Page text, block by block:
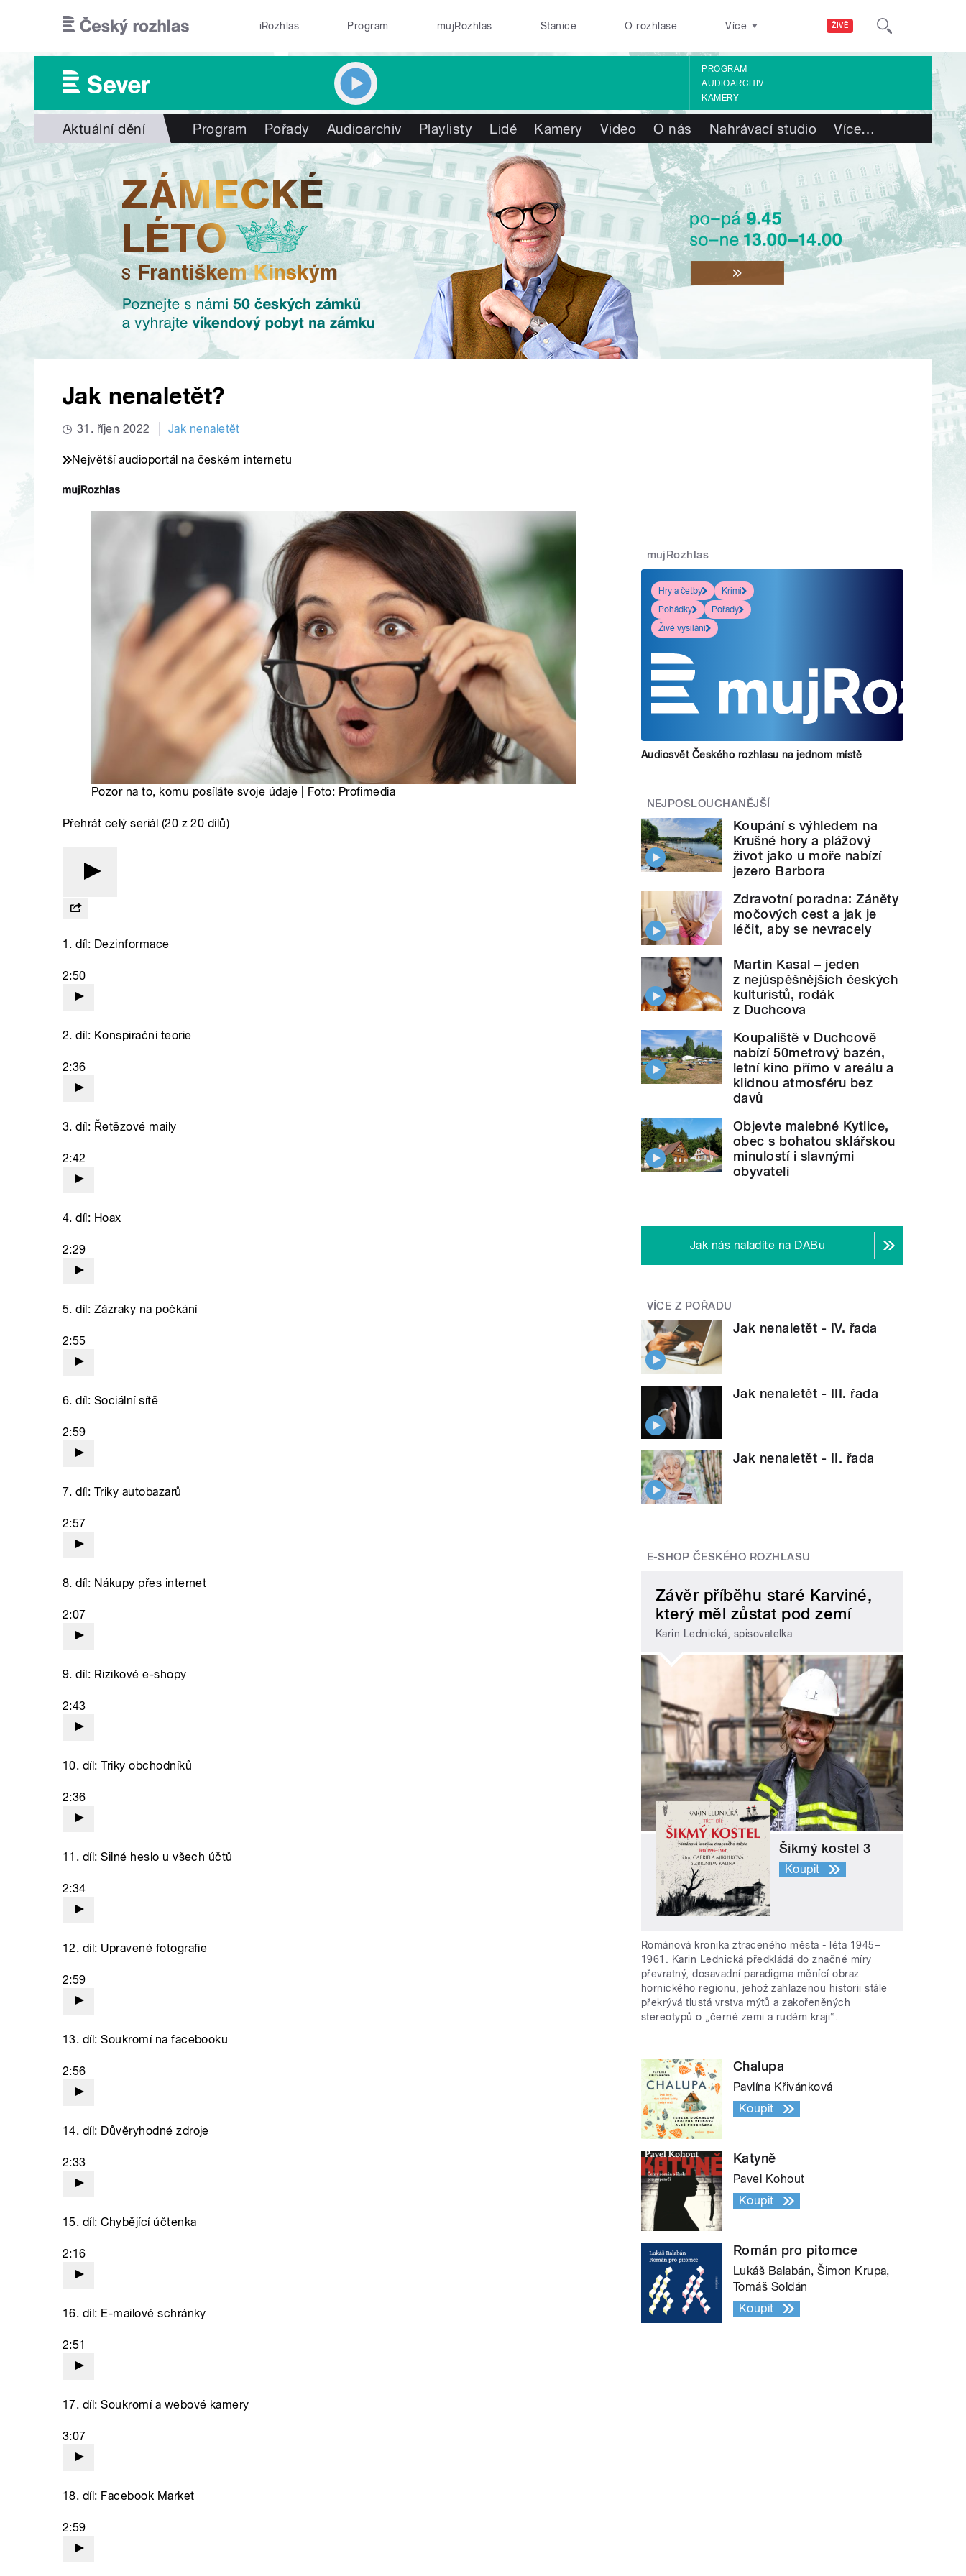
ŽIVĚ
iRozhlas Program mujRozhlas Stanice O rozhlase Více
PROGRAM
AUDIOARCHIV
KAMERY
Aktuální dění Program Pořady Audioarchiv Playlisty Lidé Kamery Video O nás Nahrávací studio Více…
Jak nenaletět?
31. říjen 2022 Jak nenaletět
Největší audioportál na českém internetu
Pozor na to, komu posíláte svoje údaje | Foto: Profimedia
Přehrát celý seriál (20 z 20 dílů)
1. díl: Dezinformace
2:50
2. díl: Konspirační teorie
2:36
3. díl: Řetězové maily
2:42
4. díl: Hoax
2:29
5. díl: Zázraky na počkání
2:55
6. díl: Sociální sítě
2:59
7. díl: Triky autobazarů
2:57
8. díl: Nákupy přes internet
2:07
9. díl: Rizikové e-shopy
2:43
10. díl: Triky obchodníků
2:36
11. díl: Silné heslo u všech účtů
2:34
12. díl: Upravené fotografie
2:59
13. díl: Soukromí na facebooku
2:56
14. díl: Důvěryhodné zdroje
2:33
15. díl: Chybějící účtenka
2:16
16. díl: E-mailové schránky
2:51
17. díl: Soukromí a webové kamery
3:07
18. díl: Facebook Market
2:59
mujRozhlas
Hry a četby
Krimi
Pohádky
Pořady
Živé vysílání
Audiosvět Českého rozhlasu na jednom místě
NEJPOSLOUCHANĚJŠÍ
Koupání s výhledem na
Krušné hory a plážový
život jako u moře nabízí
jezero Barbora
Zdravotní poradna: Záněty
močových cest a jak je
léčit, aby se nevracely
Martin Kasal – jeden
z nejúspěšnějších českých
kulturistů, rodák
z Duchcova
Koupaliště v Duchcově
nabízí 50metrový bazén,
letní kino přímo v areálu a
klidnou atmosféru bez
davů
Objevte malebné Kytlice,
obec s bohatou sklářskou
minulostí i slavnými
obyvateli
Jak nás naladíte na DABu
VÍCE Z POŘADU
Jak nenaletět - IV. řada
Jak nenaletět - III. řada
Jak nenaletět - II. řada
E-SHOP ČESKÉHO ROZHLASU
Závěr příběhu staré Karviné,
který měl zůstat pod zemí
Karin Lednická, spisovatelka
Šikmý kostel 3
Koupit
Románová kronika ztraceného města - léta 1945–
1961. Karin Lednická předkládá do značné míry
převratný, dosavadní paradigma měnící obraz
hornického regionu, jehož zahlazenou historii stále
překrývá tlustá vrstva mýtů a zakořeněných
stereotypů o „černé zemi a rudém kraji“.
Chalupa
Pavlína Křivánková
Koupit
Katyně
Pavel Kohout
Koupit
Román pro pitomce
Lukáš Balabán, Šimon Krupa,
Tomáš Soldán
Koupit